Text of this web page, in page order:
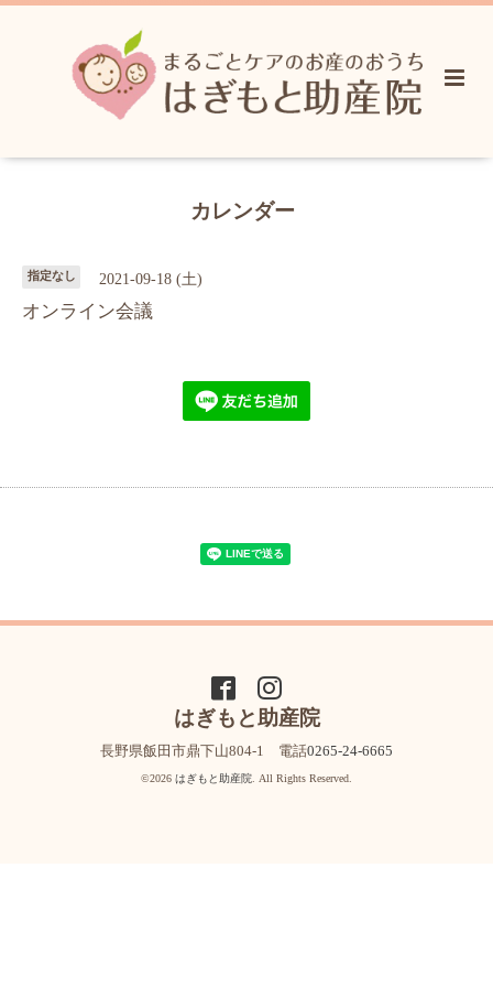
カレンダー
指定なし 2021-09-18 (土)
オンライン会議
はぎもと助産院
長野県飯田市鼎下山804-1 電話0265-24-6665
©2026 はぎもと助産院 . All Rights Reserved.